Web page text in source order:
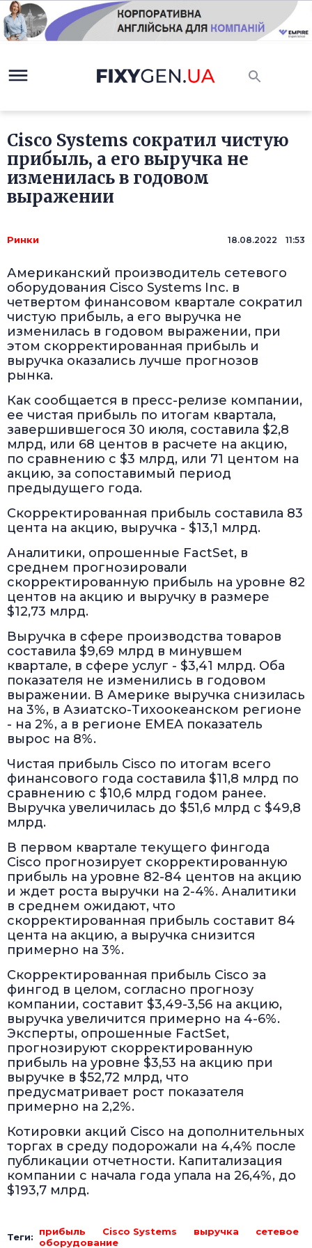
Cisco Systems сократил чистую
прибыль, а его выручка не
изменилась в годовом
выражении
Ринки 18.08.2022 11:53
Американский производитель сетевого
оборудования Cisco Systems Inc. в
четвертом финансовом квартале сократил
чистую прибыль, а его выручка не
изменилась в годовом выражении, при
этом скорректированная прибыль и
выручка оказались лучше прогнозов
рынка.
Как сообщается в пресс-релизе компании,
ее чистая прибыль по итогам квартала,
завершившегося 30 июля, составила $2,8
млрд, или 68 центов в расчете на акцию,
по сравнению с $3 млрд, или 71 центом на
акцию, за сопоставимый период
предыдущего года.
Скорректированная прибыль составила 83
цента на акцию, выручка - $13,1 млрд.
Аналитики, опрошенные FactSet, в
среднем прогнозировали
скорректированную прибыль на уровне 82
центов на акцию и выручку в размере
$12,73 млрд.
Выручка в сфере производства товаров
составила $9,69 млрд в минувшем
квартале, в сфере услуг - $3,41 млрд. Оба
показателя не изменились в годовом
выражении. В Америке выручка снизилась
на 3%, в Азиатско-Тихоокеанском регионе
- на 2%, а в регионе EMEA показатель
вырос на 8%.
Чистая прибыль Cisco по итогам всего
финансового года составила $11,8 млрд по
сравнению с $10,6 млрд годом ранее.
Выручка увеличилась до $51,6 млрд с $49,8
млрд.
В первом квартале текущего фингода
Cisco прогнозирует скорректированную
прибыль на уровне 82-84 центов на акцию
и ждет роста выручки на 2-4%. Аналитики
в среднем ожидают, что
скорректированная прибыль составит 84
цента на акцию, а выручка снизится
примерно на 3%.
Скорректированная прибыль Cisco за
фингод в целом, согласно прогнозу
компании, составит $3,49-3,56 на акцию,
выручка увеличится примерно на 4-6%.
Эксперты, опрошенные FactSet,
прогнозируют скорректированную
прибыль на уровне $3,53 на акцию при
выручке в $52,72 млрд, что
предусматривает рост показателя
примерно на 2,2%.
Котировки акций Cisco на дополнительных
торгах в среду подорожали на 4,4% после
публикации отчетности. Капитализация
компании с начала года упала на 26,4%, до
$193,7 млрд.
Теги: прибыль Cisco Systems выручка
сетевое
оборудование